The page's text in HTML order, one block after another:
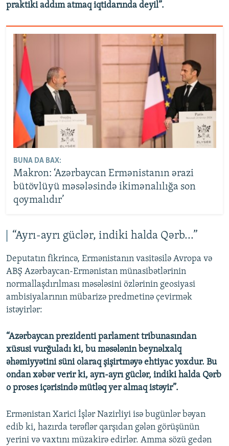
praktiki addım atmaq iqtidarında deyil”.
BUNA DA BAX:
Makron: ‘Azərbaycan Ermənistanın ərazi
bütövlüyü məsələsində ikimənalılığa son
qoymalıdır’
“Ayrı-ayrı güclər, indiki halda Qərb...”
Deputatın fikrincə, Ermənistanın vasitəsilə Avropa və
ABŞ Azərbaycan-Ermənistan münasibətlərinin
normallaşdırılması məsələsini özlərinin geosiyasi
ambisiyalarının mübarizə predmetinə çevirmək
istəyirlər:
“Azərbaycan prezidenti parlament tribunasından
xüsusi vurğuladı ki, bu məsələnin beynəlxalq
əhəmiyyətini süni olaraq şişirtməyə ehtiyac yoxdur. Bu
ondan xəbər verir ki, ayrı-ayrı güclər, indiki halda Qərb
o proses içərisində mütləq yer almaq istəyir”.
Ermənistan Xarici İşlər Nazirliyi isə bugünlər bəyan
edib ki, hazırda tərəflər qarşıdan gələn görüşünün
yerini və vaxtını müzakirə edirlər. Amma sözü gedən